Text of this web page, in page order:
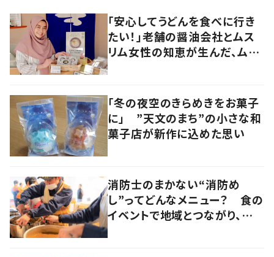
「安心してうどんを食べに行き
たい！」老舗の醤油会社とムス
リム女性の知恵が生んだ、ムス
「冬の夜空のきらめきをお菓子
に」 ”天文のまち”の小さな和
菓子店が新作に込めた思い
消防士のまかない“消防め
し”ってどんなメニュー？ 食の
イベントで地域とつながり、防